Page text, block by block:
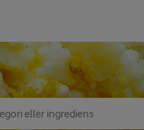
eller ingrediens